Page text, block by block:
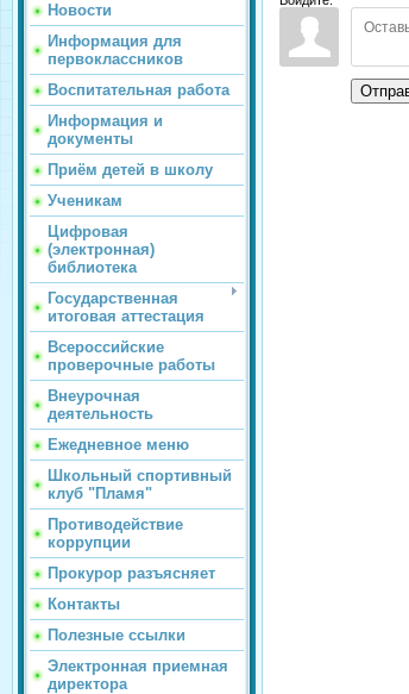
Новости
Информация для
первоклассников
Воспитательная работа
Информация и
документы
Приём детей в школу
Ученикам
Цифровая
(электронная)
библиотека
Государственная
итоговая аттестация
Всероссийские
проверочные работы
Внеурочная
деятельность
Ежедневное меню
Школьный спортивный
клуб "Пламя"
Противодействие
коррупции
Прокурор разъясняет
Контакты
Полезные ссылки
Электронная приемная
директора